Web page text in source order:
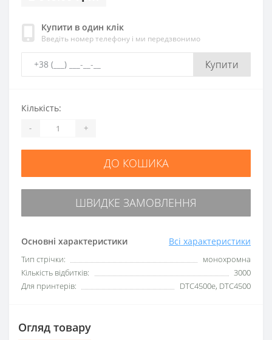
Купити в один клік
Введіть номер телефону і ми передзвонимо
Купити
Основні характеристики Всі характеристики
Тип стрічки:
монохромна
Кількість відбитків:
3000
Для принтерів:
DTC4500e, DTC4500
Кількість:
- +
ДО КОШИКА
ШВИДКЕ ЗАМОВЛЕННЯ
Огляд товару